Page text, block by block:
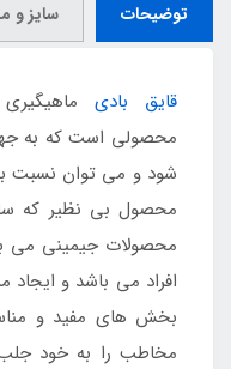
توضیحات سایز و
قایق بادی
محصولی است که به
شود و می توان نسبت
محصول بی نظیر که
محصولات جیمینی می
افراد می باشد و
بخش های مفید و
مخاطب را به خود